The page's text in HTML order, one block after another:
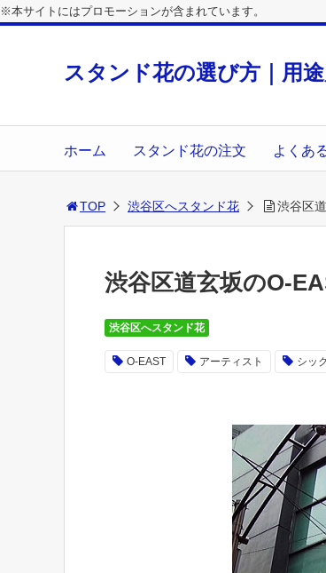
※本サイトにはプロモーションが含まれています。
スタンド花の選び方｜用
ホーム スタンド花の注文 よくあ
TOP 渋谷区へスタンド花 渋谷区
渋谷区道玄坂のO-
渋谷区へスタンド花
O-EAST アーティスト シック